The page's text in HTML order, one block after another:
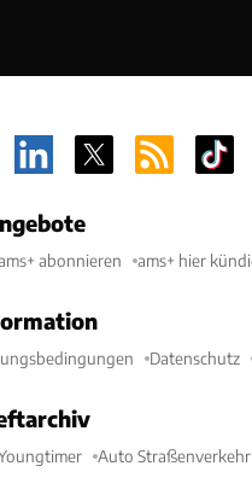
abonnieren ams+ hier
Datenschutz
Auto Straßenverkehr